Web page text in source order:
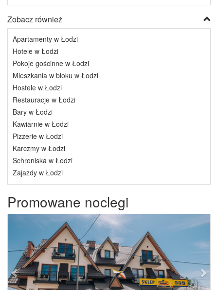
Zobacz również
Apartamenty w Łodzi
Hotele w Łodzi
Pokoje gościnne w Łodzi
Mieszkania w bloku w Łodzi
Hostele w Łodzi
Restauracje w Łodzi
Bary w Łodzi
Kawiarnie w Łodzi
Pizzerie w Łodzi
Karczmy w Łodzi
Schroniska w Łodzi
Zajazdy w Łodzi
Promowane noclegi
Previous Next